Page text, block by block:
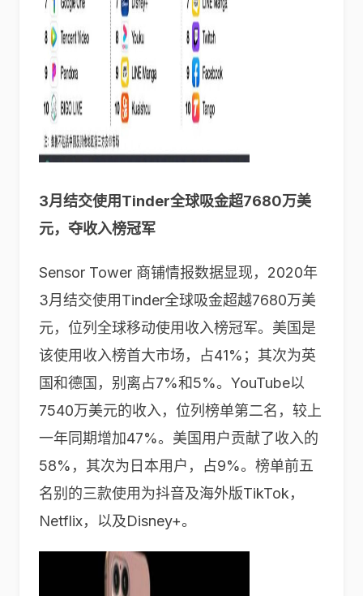
3月结交使用Tinder全球吸金超7680万美
元，夺收入榜冠军
Sensor Tower 商铺情报数据显现，2020年
3月结交使用Tinder全球吸金超越7680万美
元，位列全球移动使用收入榜冠军。美国是
该使用收入榜首大市场，占41%；其次为英
国和德国，别离占7%和5%。YouTube以
7540万美元的收入，位列榜单第二名，较上
一年同期增加47%。美国用户贡献了收入的
58%，其次为日本用户，占9%。榜单前五
名别的三款使用为抖音及海外版TikTok，
Netflix，以及Disney+。